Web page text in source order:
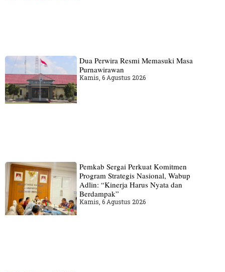
Dua Perwira Resmi Memasuki Masa
Purnawirawan
Kamis, 6 Agustus 2026
Pemkab Sergai Perkuat Komitmen
Program Strategis Nasional, Wabup
Adlin: “Kinerja Harus Nyata dan
Berdampak”
Kamis, 6 Agustus 2026